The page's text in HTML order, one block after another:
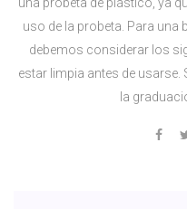
uso de la probeta. Para una
debemos considerar los
estar limpia antes de usarse.
la